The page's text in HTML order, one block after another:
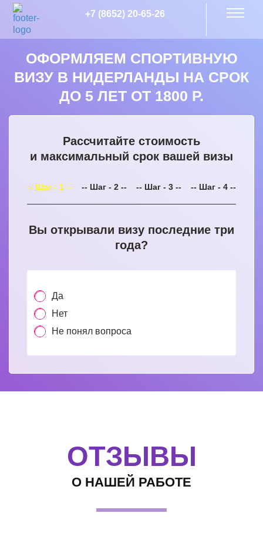
+7 (8652) 20-65-26
ОФОРМЛЯЕМ СПОРТИВНУЮ
ВИЗУ В НИДЕРЛАНДЫ НА СРОК
ДО 5 ЛЕТ ОТ 1800 Р.
Рассчитайте стоимость
и максимальный срок вашей визы
-- Шаг - 1 -- -- Шаг - 2 -- -- Шаг - 3 -- -- Шаг - 4 --
Вы открывали визу последние три
года?
Да
Нет
Не понял вопроса
ОТЗЫВЫ
О НАШЕЙ РАБОТЕ